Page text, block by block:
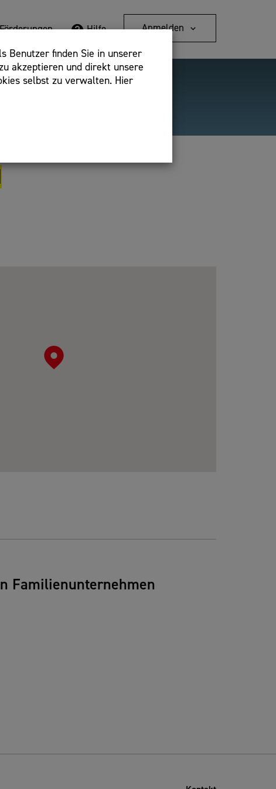
Benutzer finden Sie in unserer
akzeptieren und direkt unsere
selbst zu verwalten. Hier
Förderungen Hilfe Anmelden
Detailsuche
Familienunternehmen